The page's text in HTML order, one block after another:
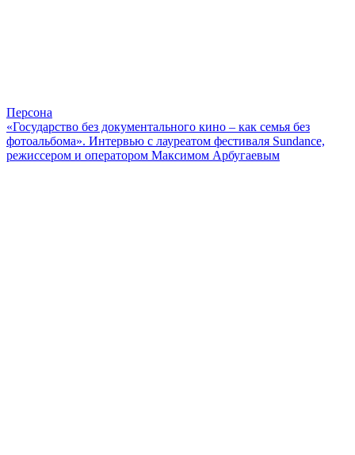
Персона
«Государство без документального кино – как семья без
фотоальбома». Интервью с лауреатом фестиваля Sundance,
режиссером и оператором Максимом Арбугаевым